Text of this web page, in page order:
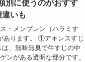
別に使うのがおすす
いも
・メンブレン（ハラミす
あります。 ①アキレスすじ
、無味無臭で牛すじの中
ンがある透明な部分です。